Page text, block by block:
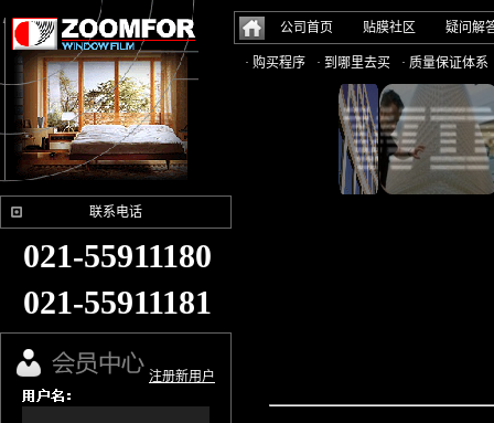
公司首页 贴膜社区 疑问解
· 购买程序 · 到哪里去买 · 质量保证体系
联系电话
021-55911180
021-55911181
注册新用户